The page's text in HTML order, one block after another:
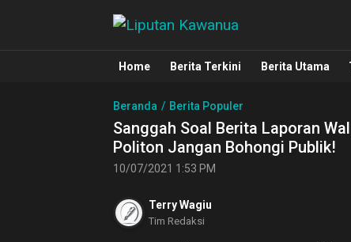
Liputan Kawanua
Berita Manado, Sulawesi Utara,
Home Berita Terkini Berita Utama
Beranda Berita Populer
Sanggah Soal Berita Laporan
Politon Jangan Bohongi Publik!
10/07/2021 1:53 PM
Terry Wagiu
Tim Redaksi